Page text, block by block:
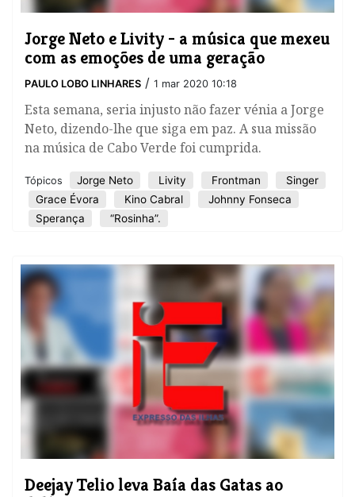
Jorge Neto e Livity - a música que mexeu
com as emoções de uma geração
PAULO LOBO LINHARES / 1 mar 2020 10:18
Esta semana, seria injusto não fazer vénia a Jorge
Neto, dizendo-lhe que siga em paz. A sua missão
na música de Cabo Verde foi cumprida.
Tópicos Jorge Neto Livity Frontman
Singer
Grace Évora
Kino Cabral
Johnny Fonseca
Sperança
“Rosinha”.
​Deejay Telio leva Baía das Gatas ao